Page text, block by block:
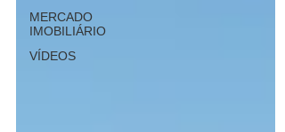
MERCADO
IMOBILIÁRIO
VÍDEOS